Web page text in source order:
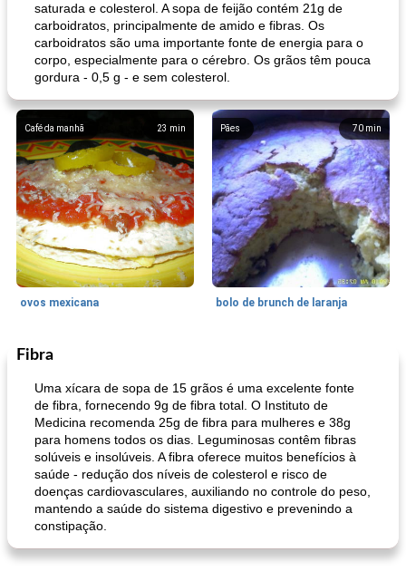
saturada e colesterol. A sopa de feijão contém 21g de
carboidratos, principalmente de amido e fibras. Os
carboidratos são uma importante fonte de energia para o
corpo, especialmente para o cérebro. Os grãos têm pouca
gordura - 0,5 g - e sem colesterol.
23 min
Café da manhã
ovos mexicana
70 min
Pães
bolo de brunch de laranja
Pães De Fermento
pão plano (out)
Fibra
Uma xícara de sopa de 15 grãos é uma excelente fonte
de fibra, fornecendo 9g de fibra total. O Instituto de
Medicina recomenda 25g de fibra para mulheres e 38g
para homens todos os dias. Leguminosas contêm fibras
solúveis e insolúveis. A fibra oferece muitos benefícios à
saúde - redução dos níveis de colesterol e risco de
doenças cardiovasculares, auxiliando no controle do peso,
mantendo a saúde do sistema digestivo e prevenindo a
constipação.